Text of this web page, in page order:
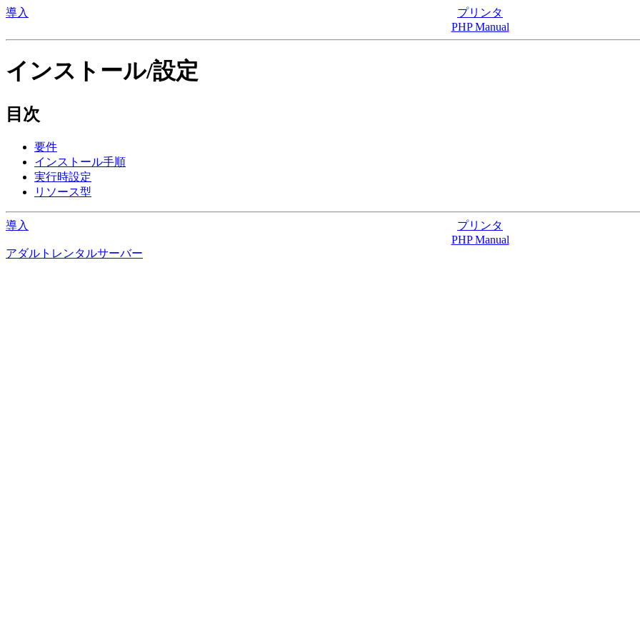
導入
プリンタ
PHP Manual
インストール/設定
目次
要件
インストール手順
実行時設定
リソース型
導入
プリンタ
PHP Manual
アダルトレンタルサーバー